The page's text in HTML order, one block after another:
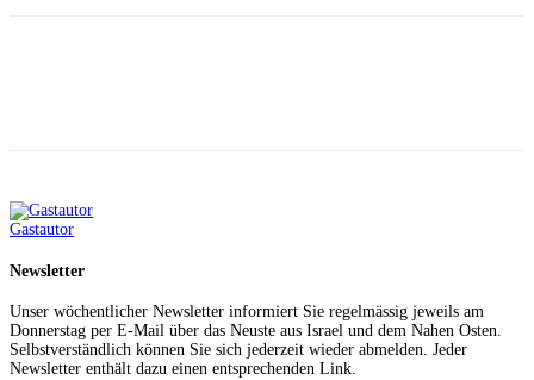
Gastautor
Newsletter
Unser wöchentlicher Newsletter informiert Sie regelmässig jeweils am
Donnerstag per E-Mail über das Neuste aus Israel und dem Nahen Osten.
Selbstverständlich können Sie sich jederzeit wieder abmelden. Jeder
Newsletter enthält dazu einen entsprechenden Link.